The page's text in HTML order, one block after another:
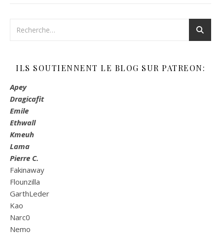
ILS SOUTIENNENT LE BLOG SUR PATREON:
Apey
Dragicafit
Emile
Ethwall
Kmeuh
Lama
Pierre C.
Fakinaway
Flounzilla
GarthLeder
Kao
Narc0
Nemo